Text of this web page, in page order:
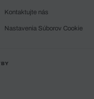
Kontaktujte nás
Nastavenia Súborov Cookie